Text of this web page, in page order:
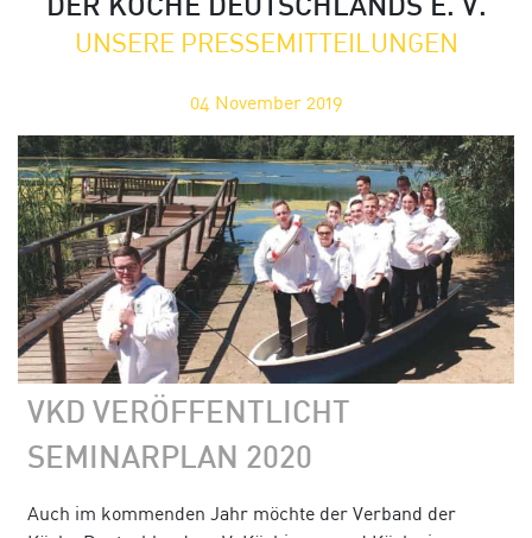
DER KÖCHE DEUTSCHLANDS E. V.
UNSERE PRESSEMITTEILUNGEN
04 November 2019
VKD VERÖFFENTLICHT
SEMINARPLAN 2020
Auch im kommenden Jahr möchte der Verband der